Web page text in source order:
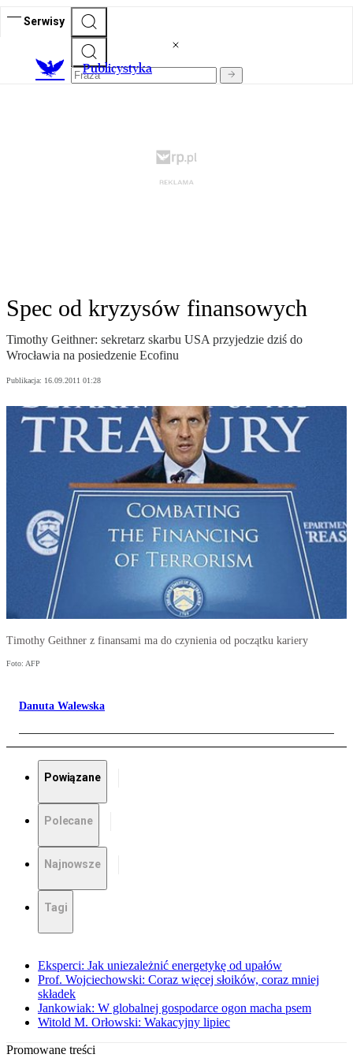
Serwisy
Publicystyka
Spec od kryzysów finansowych
Timothy Geithner: sekretarz skarbu USA przyjedzie dziś do
Wrocławia na posiedzenie Ecofinu
Publikacja: 16.09.2011 01:28
Timothy Geithner z finansami ma do czynienia od początku kariery
Foto: AFP
Danuta Walewska
Powiązane
Polecane
Najnowsze
Tagi
Eksperci: Jak uniezależnić energetykę od upałów
Prof. Wojciechowski: Coraz więcej słoików, coraz mniej
składek
Jankowiak: W globalnej gospodarce ogon macha psem
Witold M. Orłowski: Wakacyjny lipiec
Promowane treści